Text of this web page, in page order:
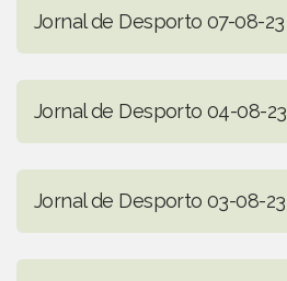
Jornal de Desporto 07-08-23
Jornal de Desporto 04-08-23
Jornal de Desporto 03-08-23